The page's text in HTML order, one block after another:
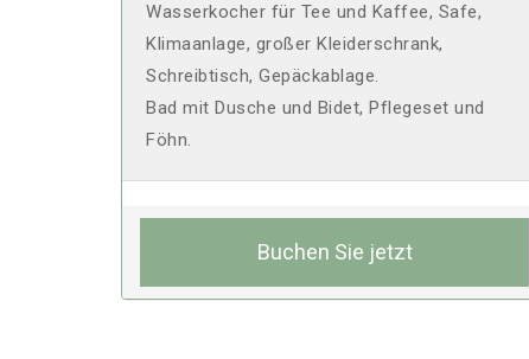
Wasserkocher für Tee und Kaffee, Safe,
Klimaanlage, großer Kleiderschrank,
Schreibtisch, Gepäckablage.
Bad mit Dusche und Bidet, Pflegeset und
Föhn.
Buchen Sie jetzt